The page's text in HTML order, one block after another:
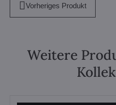
Vorheriges Produkt
Weitere